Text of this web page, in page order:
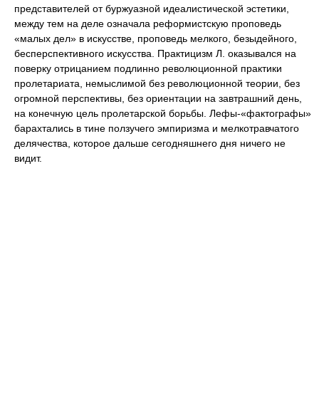
представителей от буржуазной идеалистической эстетики,
между тем на деле означала реформистскую проповедь
«малых дел» в искусстве, проповедь мелкого, безыдейного,
бесперспективного искусства. Практицизм Л. оказывался на
поверку отрицанием подлинно революционной практики
пролетариата, немыслимой без революционной теории, без
огромной перспективы, без ориентации на завтрашний день,
на конечную цель пролетарской борьбы. Лефы-«фактографы»
барахтались в тине ползучего эмпиризма и мелкотравчатого
делячества, которое дальше сегодняшнего дня ничего не
видит.